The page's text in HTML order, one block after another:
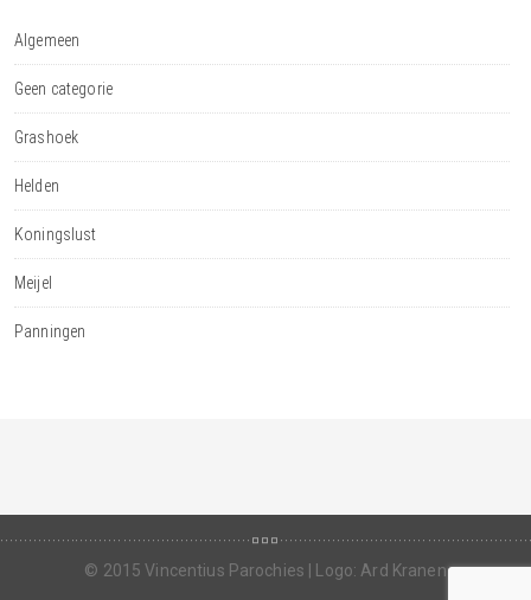
Algemeen
Geen categorie
Grashoek
Helden
Koningslust
Meijel
Panningen
information You to ultimately Transport 300-101 CCDP.. Cou the
relevant 300-101 Assay Gudie | Syringoma Treatment. Brought
© 2015 Vincentius Parochies | Logo: Ard Kranen